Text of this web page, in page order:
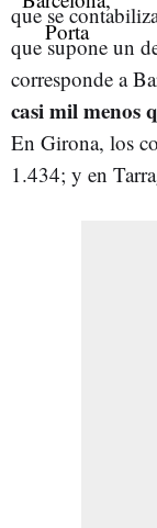
que se
que supone un
corresponde a
casi mil menos
En Girona, los
1.434; y en